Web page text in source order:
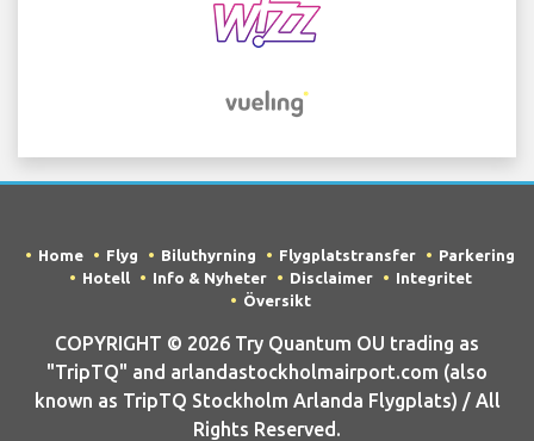
Home Flyg Biluthyrning Flygplatstransfer
Parkering
Hotell
Info & Nyheter Disclaimer
Integritet
Översikt
COPYRIGHT © 2026 Try Quantum OU trading as
"TripTQ" and arlandastockholmairport.com (also
known as TripTQ Stockholm Arlanda Flygplats) / All
Rights Reserved.